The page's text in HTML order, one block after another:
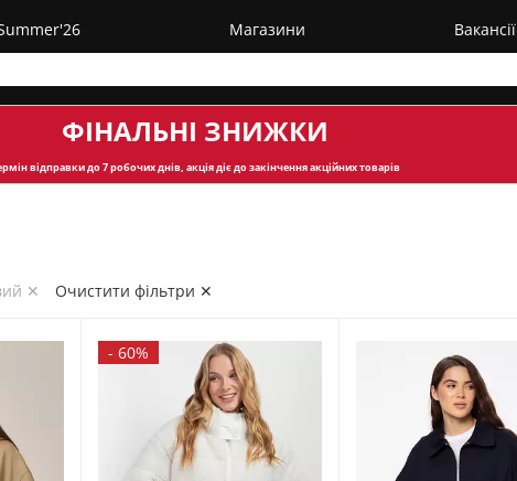
Магазини Вакансії
ФІНАЛЬНІ ЗНИЖКИ
відправкидо 7 робочих днів, акція діє до закінчення акційних товарів
✕
Очистити фільтри ✕
-60%